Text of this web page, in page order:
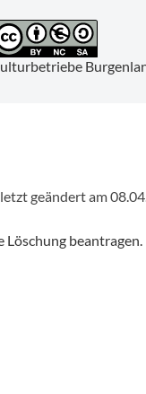
geändert am
Löschung beantragen.